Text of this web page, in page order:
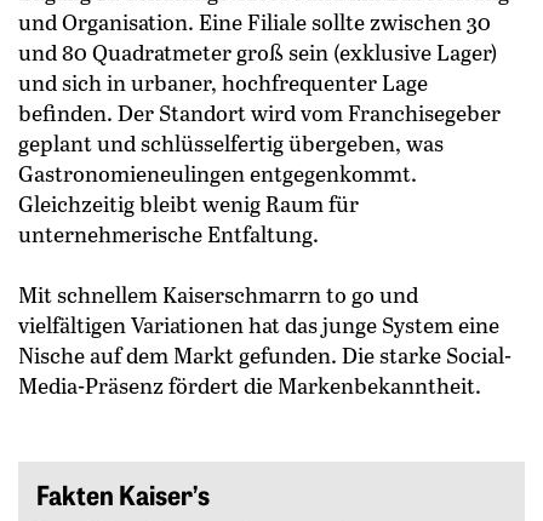
und Organisation. Eine Filiale sollte zwischen 30
und 80 Quadratmeter groß sein (exklusive Lager)
und sich in urbaner, hochfrequenter Lage
befinden. Der Standort wird vom Franchisegeber
geplant und schlüsselfertig übergeben, was
Gastronomieneulingen entgegenkommt.
Gleichzeitig bleibt wenig Raum für
unternehmerische Entfaltung.
Mit schnellem Kaiserschmarrn to go und
vielfältigen Variationen hat das junge System eine
Nische auf dem Markt gefunden. Die starke Social-
Media-Präsenz fördert die Markenbekanntheit.
Fakten Kaiser’s